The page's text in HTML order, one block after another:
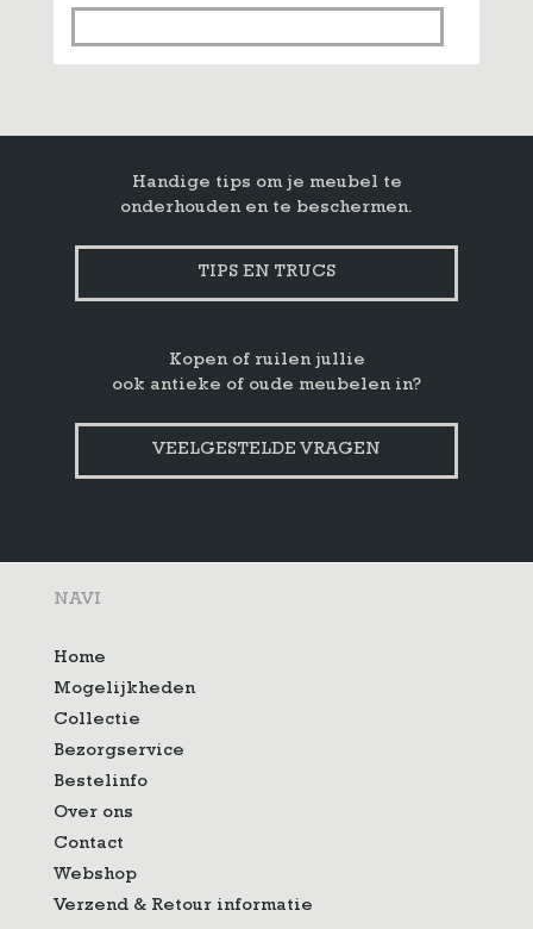
Handige tips om je meubel te
onderhouden en te beschermen.
TIPS EN TRUCS
Kopen of ruilen jullie
ook antieke of oude meubelen in?
VEELGESTELDE VRAGEN
NAVI
Home
Mogelijkheden
Collectie
Bezorgservice
Bestelinfo
Over ons
Contact
Webshop
Verzend & Retour informatie